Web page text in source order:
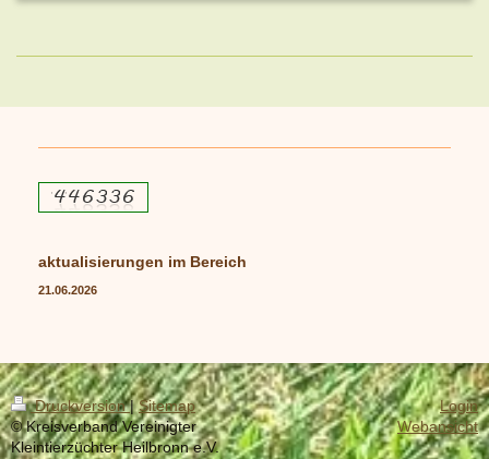
aktualisierungen im Bereich
21.06.2026
Druckversion| Sitemap
© Kreisverband Vereinigter
Kleintierzüchter Heilbronn e.V.
Login
Webansicht